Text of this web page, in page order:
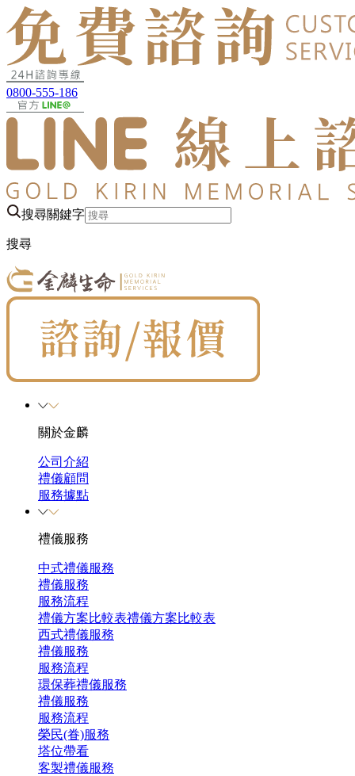
0800-555-186
搜尋關鍵字
搜尋
關於金麟
公司介紹
禮儀顧問
服務據點
禮儀服務
中式禮儀服務
禮儀服務
服務流程
禮儀方案比較表禮儀方案比較表
西式禮儀服務
禮儀服務
服務流程
環保葬禮儀服務
禮儀服務
服務流程
榮民(眷)服務
塔位帶看
客製禮儀服務